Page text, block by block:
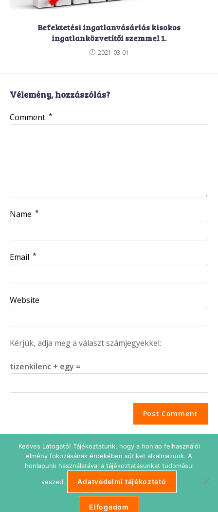
Befektetési ingatlanvásárlás kisokos
ingatlanközvetítői szemmel 1.
2021-03-01
Vélemény, hozzászólás?
Comment *
Name *
Email *
Website
Kérjük, adja meg a választ számjegyekkel:
tizenkilenc + egy =
Adatkezelési tájékoztató Impresszum
Süti beállítások
Kedves Látogató! Tájékoztatunk, hogy a honlap felhasználói
élmény fokozásának érdekében sütiket alkalmazunk. A
honlapunk használatával a tájékoztatásunkat tudomásul
veszed. Adatvédelmi tájékoztató
Elfogadom